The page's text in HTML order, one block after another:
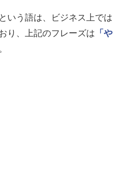
という語は、ビジネス上では
り、上記のフレーズは 「や